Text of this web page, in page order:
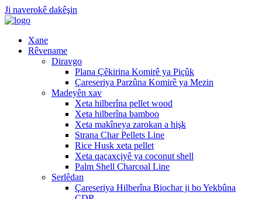
Ji naverokê dakêşin
Xane
Rêvename
Diravgo
Plana Çêkirina Komirê ya Piçûk
Çareseriya Parzûna Komirê ya Mezin
Madeyên xav
Xeta hilberîna pellet wood
Xeta hilberîna bamboo
Xeta makîneya zarokan a hişk
Strana Char Pellets Line
Rice Husk xeta pellet
Xeta qaçaxçiyê ya coconut shell
Palm Shell Charcoal Line
Serlêdan
Çareseriya Hilberîna Biochar ji bo Yekbûna